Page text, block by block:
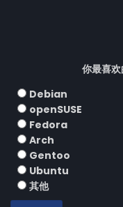
你最喜
Debian
openSUSE
Fedora
Arch
Gentoo
Ubuntu
其他